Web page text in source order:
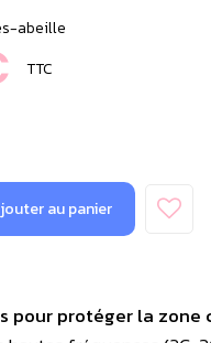
abeille
TTC
au panier
pour protéger la zone